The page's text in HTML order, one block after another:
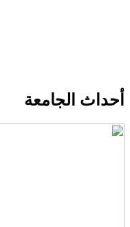
أحداث الجامعة